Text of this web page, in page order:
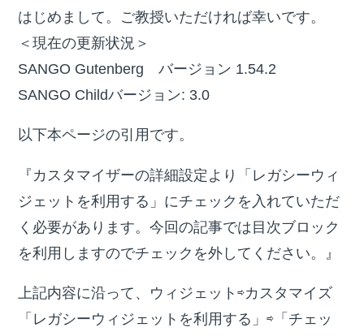
はじめまして。ご教授いただければ幸いです。
＜現在の更新状況＞
SANGO Gutenberg バージョン 1.54.2
SANGO Childバージョン: 3.0
以下本ページの引用です。
『カスタマイザーの詳細設定より「レガシーウィ
ジェットを利用する」にチェックを入れていただ
く必要があります。今回の記事では目次ブロック
を利用しますのでチェックを外してください。』
上記内容に沿って、ウィジェット⇨カスタマイズ
「レガシーウィジェットを利用する」⇨「チェッ